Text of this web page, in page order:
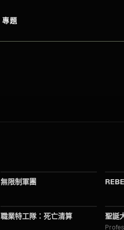
專題
無限制軍團
職業特工隊：死亡清算 聖誕